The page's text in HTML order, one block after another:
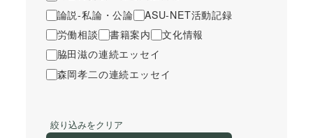
論説-私論・公論
ASU-NET活動記録
労働相談
書籍案内
文化情報
脇田滋の連続エッセイ
森岡孝二の連続エッセイ
絞り込みをクリア